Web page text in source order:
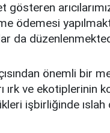
gösteren
ödemesi
da
önemli bir
ırk ve ekotiplerinin
işbirliğinde ıslah